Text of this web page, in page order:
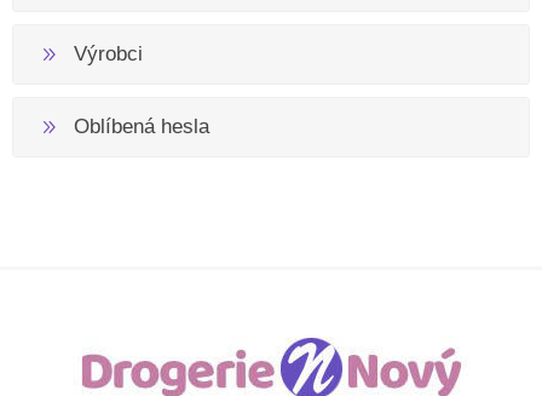
Výrobci
Oblíbená hesla